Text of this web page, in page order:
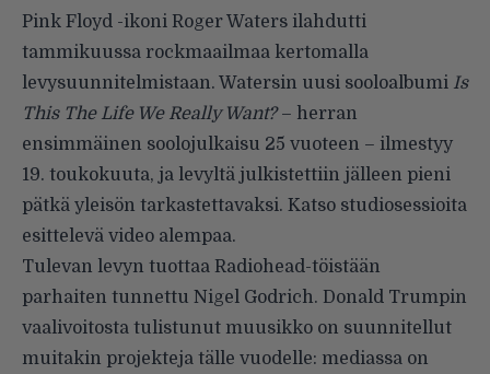
Pink Floyd -ikoni Roger Waters ilahdutti
tammikuussa rockmaailmaa kertomalla
levysuunnitelmistaan. Watersin uusi sooloalbumi Is
This The Life We Really Want?– herran
ensimmäinen soolojulkaisu 25 vuoteen – ilmestyy
19. toukokuuta, ja levyltä julkistettiin jälleen pieni
pätkä yleisön tarkastettavaksi. Katso studiosessioita
esittelevä video alempaa.
Tulevan levyn tuottaa Radiohead-töistään
parhaiten tunnettu Nigel Godrich. Donald Trumpin
vaalivoitosta tulistunut muusikko on suunnitellut
muitakin projekteja tälle vuodelle: mediassa on